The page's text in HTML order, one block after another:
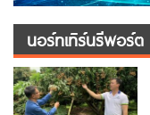
นอร์ทเทิร์นรีพอร์ต